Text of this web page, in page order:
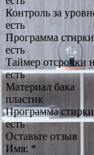
Контроль за
есть
Программа
есть
Таймер отсрочки
есть
Материал бака
пластик
Программа
есть
Оставьте отзыв
Имя: *